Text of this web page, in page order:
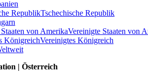
Tschechische Republik
Vereinigte Staaten von
Vereinigtes Königreich
| Österreich